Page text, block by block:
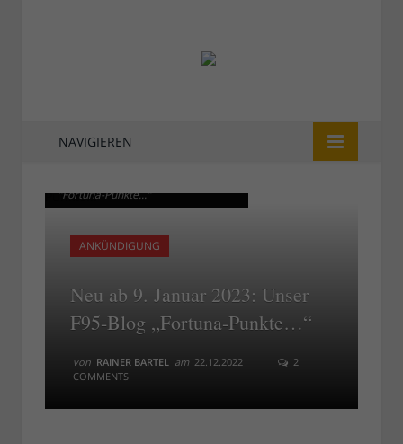
NAVIGIEREN
"Fortuna-Punkte..."
ANKÜNDIGUNG
Neu ab 9. Januar 2023: Unser
F95-Blog „Fortuna-Punkte…“
von RAINER BARTEL am 22.12.2022
2
COMMENTS
"Fortuna-Punkte..."